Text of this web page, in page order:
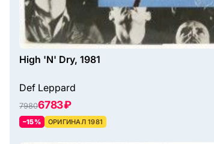
High 'N' Dry, 1981
Def Leppard
79806783 ₽
–15% ОРИГИНАЛ 1981